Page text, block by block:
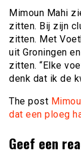
Mimoun Mahi
zitten. Bij zijn
zitten. Met
uit Groningen
zitten. “Elke
denk dat ik de
The post
dat een ploeg
Geef een